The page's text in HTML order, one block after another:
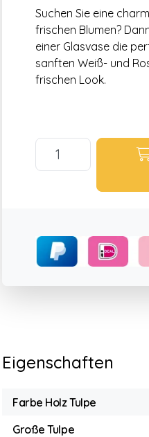
Suchen Sie eine
frischen Blumen?
einer Glasvase die
sanften Weiß- und
frischen Look.
Eigenschaften
Farbe Holz Tulpe
Große Tulpe